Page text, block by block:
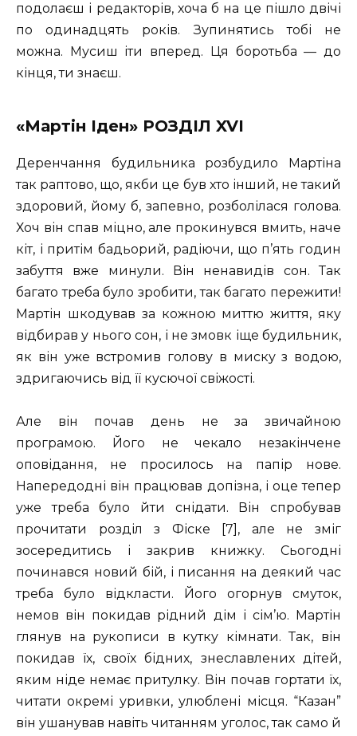
подолаєш і редакторів, хоча б на це пішло двічі
по одинадцять років. Зупинятись тобі не
можна. Мусиш іти вперед. Ця боротьба — до
кінця, ти знаєш.
«Мартін Іден» РОЗДІЛ XVI
Деренчання будильника розбудило Мартіна
так раптово, що, якби це був хто інший, не такий
здоровий, йому б, запевно, розболілася голова.
Хоч він спав міцно, але прокинувся вмить, наче
кіт, і притім бадьорий, радіючи, що п’ять годин
забуття вже минули. Він ненавидів сон. Так
багато треба було зробити, так багато пережити!
Мартін шкодував за кожною миттю життя, яку
відбирав у нього сон, і не змовк іще будильник,
як він уже встромив голову в миску з водою,
здригаючись від її кусючої свіжості.
Але він почав день не за звичайною
програмою. Його не чекало незакінчене
оповідання, не просилось на папір нове.
Напередодні він працював допізна, і оце тепер
уже треба було йти снідати. Він спробував
прочитати розділ з Фіске [7], але не зміг
зосередитись і закрив книжку. Сьогодні
починався новий бій, і писання на деякий час
треба було відкласти. Його огорнув смуток,
немов він покидав рідний дім і сім’ю. Мартін
глянув на рукописи в кутку кімнати. Так, він
покидав їх, своїх бідних, знеславлених дітей,
яким ніде немає притулку. Він почав гортати їх,
читати окремі уривки, улюблені місця. “Казан”
він ушанував навіть читанням уголос, так само й